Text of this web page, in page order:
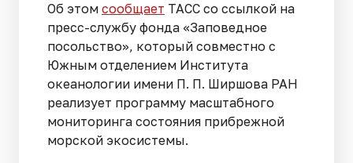
Об этом сообщает ТАСС со ссылкой на
пресс-службу фонда «Заповедное
посольство», который совместно с
Южным отделением Института
океанологии имени П. П. Ширшова РАН
реализует программу масштабного
мониторинга состояния прибрежной
морской экосистемы.